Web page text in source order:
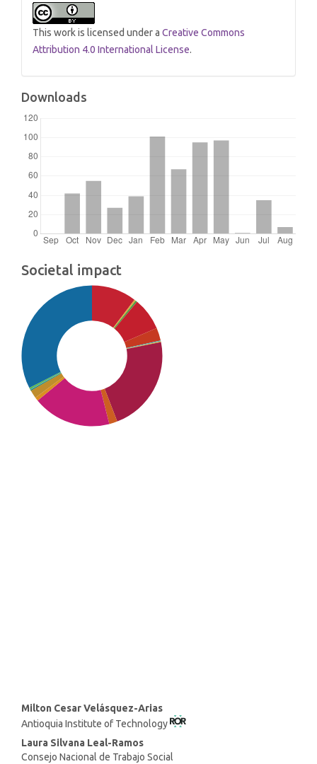
This work is licensed under a Creative Commons
Attribution 4.0 International License.
Downloads
Societal impact
Main
Article
Content
Milton Cesar Velásquez-Arias
Antioquia Institute of Technology
Laura Silvana Leal-Ramos
Consejo Nacional de Trabajo Social